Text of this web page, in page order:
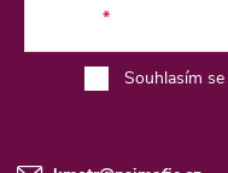
Souhlasím se